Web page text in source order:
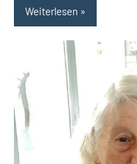
Weiterlesen